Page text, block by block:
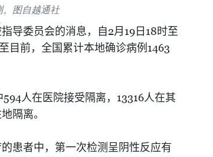
。图自越通社
导委员会的消息，自 2月 19 日 18时至
目前，全国累计本地确诊病例 1463
594人在医院接受隔离， 13316人在其
隔离。
患者中，第一次检测呈阴性反应有